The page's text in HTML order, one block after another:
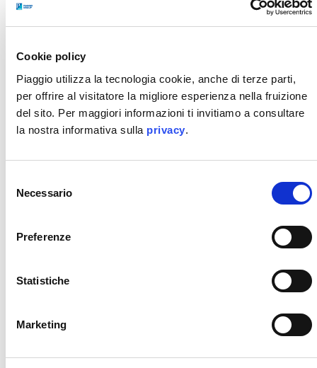
Cookie policy
Piaggio utilizza la tecnologia cookie, anche di terze parti,
per offrire al visitatore la migliore esperienza nella fruizione
del sito. Per maggiori informazioni ti invitiamo a consultare
la nostra informativa sulla privacy.
delNecessario
Preferenze
Statistiche
Marketing
Aprilia RS 457.
apprezzate sportive e naked di media cilindrata: RS
conpatente A2
. Non
anche nella più specialistica
raffinatahypernakedTuono V4Factory.